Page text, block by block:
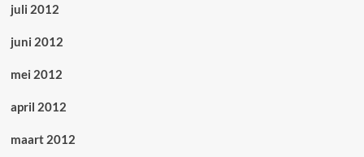
juli 2012
juni 2012
mei 2012
april 2012
maart 2012